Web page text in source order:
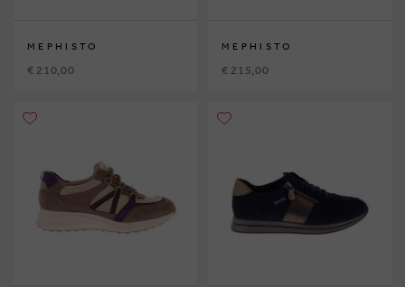
MEPHISTO
€ 210,00
MEPHISTO
€ 215,00